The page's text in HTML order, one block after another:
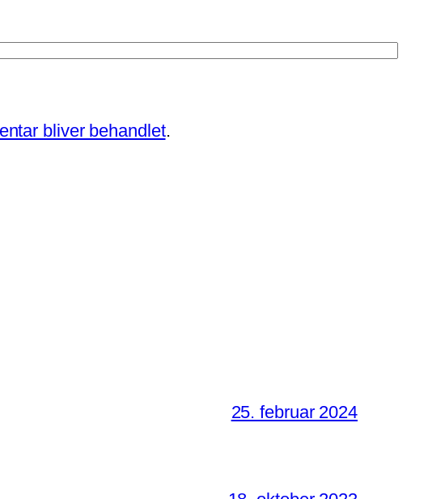
bliver behandlet.
25. februar 2024